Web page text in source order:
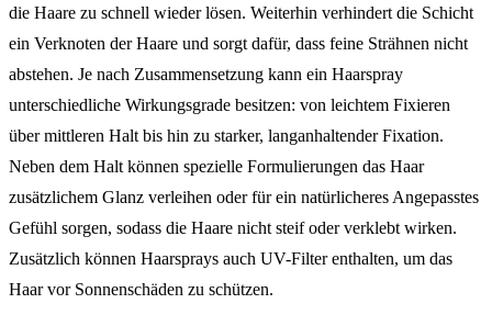
die Haare zu schnell wieder lösen. Weiterhin verhindert die Schicht
ein Verknoten der Haare und sorgt dafür, dass feine Strähnen nicht
abstehen. Je nach Zusammensetzung kann ein Haarspray
unterschiedliche Wirkungsgrade besitzen: von leichtem Fixieren
über mittleren Halt bis hin zu starker, langanhaltender Fixation.
Neben dem Halt können spezielle Formulierungen das Haar
zusätzlichem Glanz verleihen oder für ein natürlicheres Angepasstes
Gefühl sorgen, sodass die Haare nicht steif oder verklebt wirken.
Zusätzlich können Haarsprays auch UV-Filter enthalten, um das
Haar vor Sonnenschäden zu schützen.